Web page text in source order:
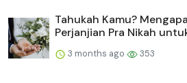
Tahukah Kamu?
Perjanjian Pra Nikah
3 months ago 353